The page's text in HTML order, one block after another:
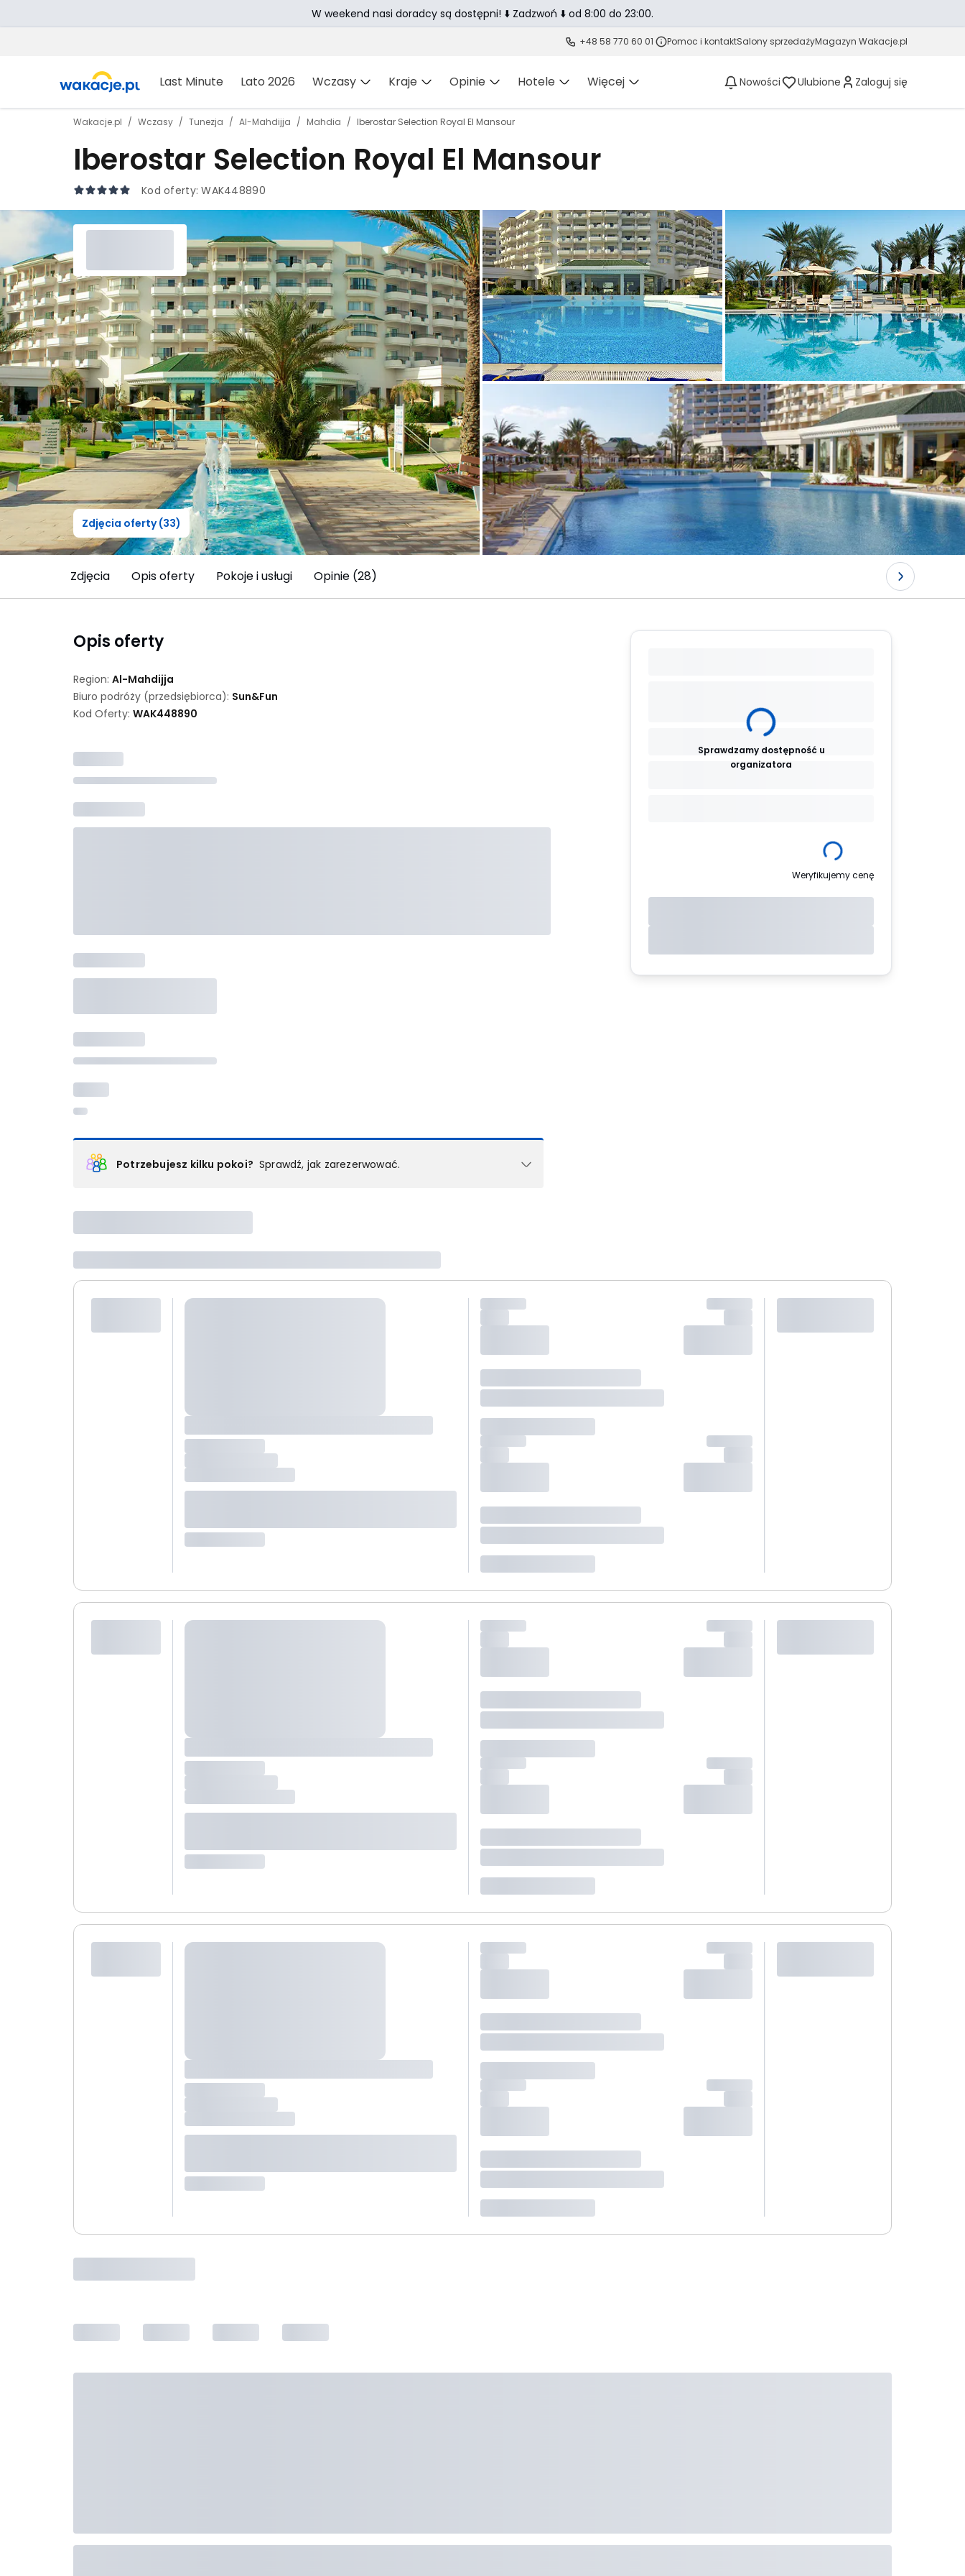
+48 58 770 60 01 Pomoc i kontaktSalony sprzedażyMagazyn Wakacje.pl
Last Minute Lato 2026 Wczasy Kraje Opinie Hotele Więcej Nowości Ulubione Zaloguj się
Wakacje.pl Wczasy Tunezja Al-Mahdijja Mahdia Iberostar Selection Royal El Mansour
Iberostar Selection Royal El Mansour
Kod oferty:WAK448890
Zdjęcia oferty (33)
Zdjęcia Opis oferty Pokoje i usługi Opinie (28)
Opis oferty
Region: Al-Mahdijja
Biuro podróży (przedsiębiorca): Sun&Fun
Kod Oferty: WAK448890
Potrzebujesz kilku pokoi? Sprawdź, jak zarezerwować.
Wybierz jedną z ofert z listy i zarezerwuj ją. Zrób oddzielne rezerwacje dla każdego kolejnego pokoju
lubskontaktuj się z nami,by złożyć zamówienie u naszego doradcy.
Maksymalna liczba uczestników
Jeśli nie możesz dodać kolejnych osób, osiągnąłeś(-aś) maksymalny limit dla 1 pokoju.
Sprawdzamy dostępność u
organizatora
Weryfikujemy cenę
W weekend nasi doradcy są dostępni! ⬇️ Zadzwoń ⬇️ od 8:00 do 23:00.